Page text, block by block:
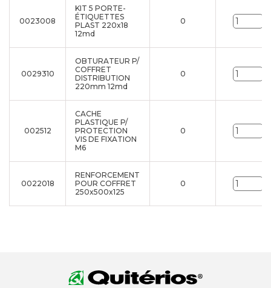
0023008
KIT 5 PORTE-
ÉTIQUETTES
PLAST 220x18
12md
0
0029310
OBTURATEUR P/
COFFRET
DISTRIBUTION
220mm 12md
0
002512
CACHE
PLASTIQUE P/
PROTECTION
VIS DE FIXATION
M6
0
0022018
RENFORCEMENT
POUR COFFRET
250x500x125
0